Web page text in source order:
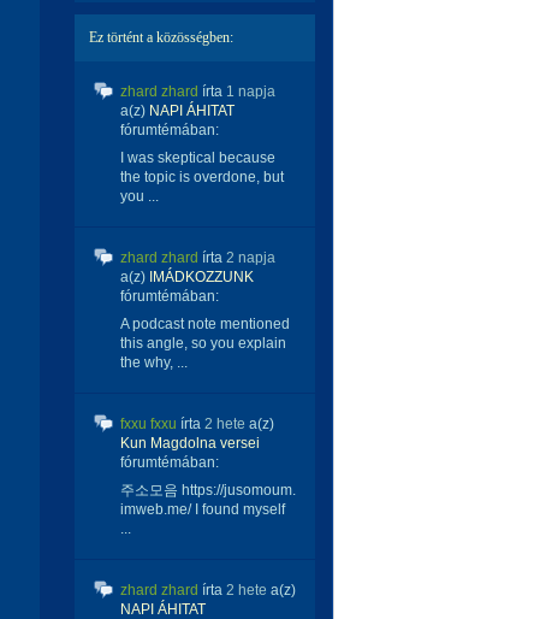
Ez történt a közösségben:
zhard zhard írta 1 napja
a(z) NAPI ÁHITAT
fórumtémában:
I was skeptical because
the topic is overdone, but
you ...
zhard zhard írta 2 napja
a(z) IMÁDKOZZUNK
fórumtémában:
A podcast note mentioned
this angle, so you explain
the why, ...
fxxu fxxu írta 2 hete a(z)
Kun Magdolna versei
fórumtémában:
주소모음 https://jusomoum.
imweb.me/ I found myself
...
zhard zhard írta 2 hete a(z)
NAPI ÁHITAT